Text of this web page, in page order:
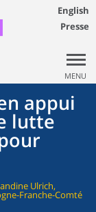
English
Presse
MENU
appui
lutte
Ulrich,
Franche-Comté